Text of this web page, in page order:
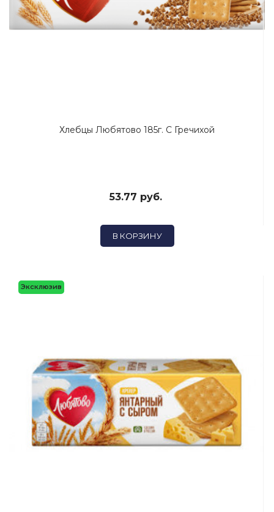
Хлебцы Любятово 185г. С Гречихой
53.77 руб.
В КОРЗИНУ
Эксклюзив